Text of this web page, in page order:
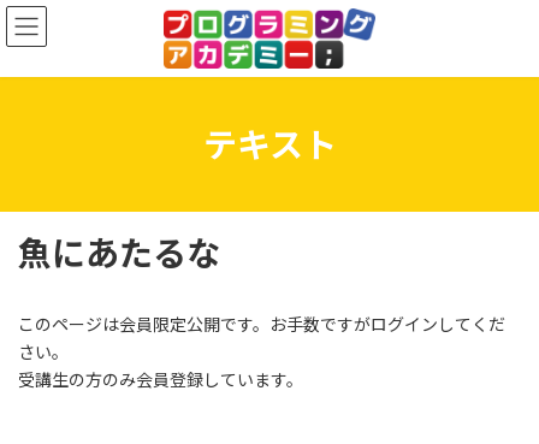
コ
ン
ン
ナ
ビ
ー
テキスト
魚にあたるな
このページは会員限定公開です。お手数ですがログインしてくだ
さい。
受講生の方のみ会員登録しています。